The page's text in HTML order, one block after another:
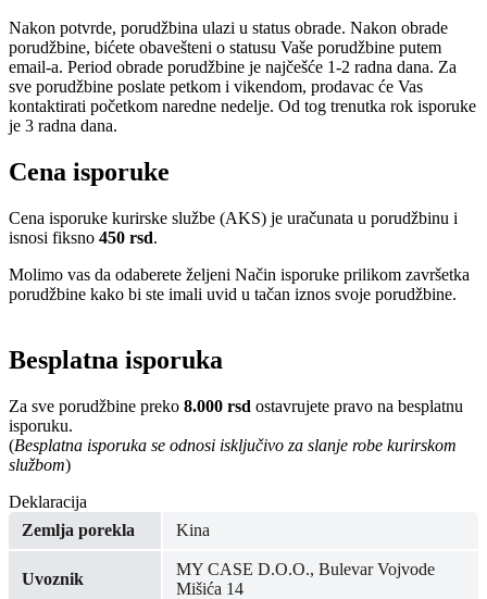
Nakon potvrde, porudžbina ulazi u status obrade. Nakon obrade
porudžbine, bićete obavešteni o statusu Vaše porudžbine putem
email-a. Period obrade porudžbine je najčešće 1-2 radna dana. Za
sve porudžbine poslate petkom i vikendom, prodavac će Vas
kontaktirati početkom naredne nedelje. Od tog trenutka rok isporuke
je 3 radna dana.
Cena isporuke
Cena isporuke kurirske službe (AKS) je uračunata u porudžbinu i
isnosi fiksno 450 rsd.
Molimo vas da odaberete željeni Način isporuke prilikom završetka
porudžbine kako bi ste imali uvid u tačan iznos svoje porudžbine.
Besplatna isporuka
Za sve porudžbine preko 8.000 rsd ostavrujete pravo na besplatnu
isporuku.
(Besplatna isporuka se odnosi isključivo za slanje robe kurirskom
službom)
Deklaracija
Zemlja porekla
Kina
Uvoznik
MY CASE D.O.O., Bulevar Vojvode
Mišića 14